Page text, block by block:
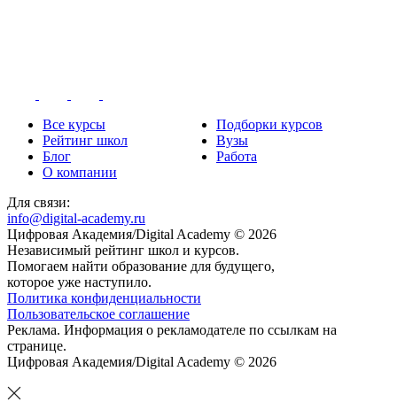
Все курсы
Подборки курсов
Рейтинг школ
Вузы
Блог
Работа
О компании
Для связи:
info@digital-academy.ru
Цифровая Академия/Digital Academy © 2026
Независимый рейтинг школ и курсов.
Помогаем найти образование для будущего,
которое уже наступило.
Политика конфиденциальности
Пользовательское соглашение
Реклама. Информация о рекламодателе по ссылкам на
странице.
Цифровая Академия/Digital Academy © 2026